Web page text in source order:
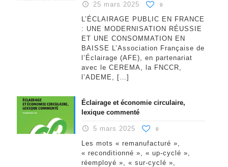
25 mars 2025 0
L’ÉCLAIRAGE PUBLIC EN FRANCE
: UNE MODERNISATION RÉUSSIE
ET UNE CONSOMMATION EN
BAISSE L’Association Française de
l’Éclairage (AFE), en partenariat
avec le CEREMA, la FNCCR,
l’ADEME, […]
Éclairage et économie circulaire,
lexique commenté
5 mars 2025 0
Les mots « remanufacturé »,
« reconditionné », « up-cyclé »,
réemployé », « sur-cyclé »,